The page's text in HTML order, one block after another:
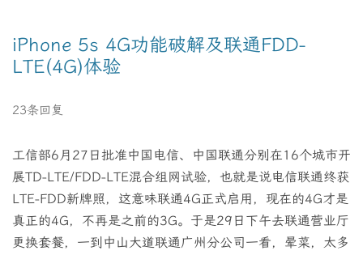
iPhone 5s 4G功能破解及联通FDD-
LTE(4G)体验
23条回复
工信部6月27日批准中国电信、中国联通分别在16个城市开
展TD-LTE/FDD-LTE混合组网试验，也就是说电信联通终获
LTE-FDD新牌照，这意味联通4G正式启用，现在的4G才是
真正的4G，不再是之前的3G。于是29日下午去联通营业厅
更换套餐，一到中山大道联通广州分公司一看，晕菜，太多